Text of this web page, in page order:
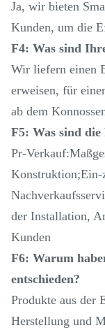
Ja, wir bieten
Kunden, um die
F4: Was sind
Wir liefern einen
erweisen, für
ab dem
F5: Was sind die
Pr-
Konstruktion;Ein-
der Installation,
Kunden
F6: Warum
entschieden?
Produkte aus der
Herstellung und